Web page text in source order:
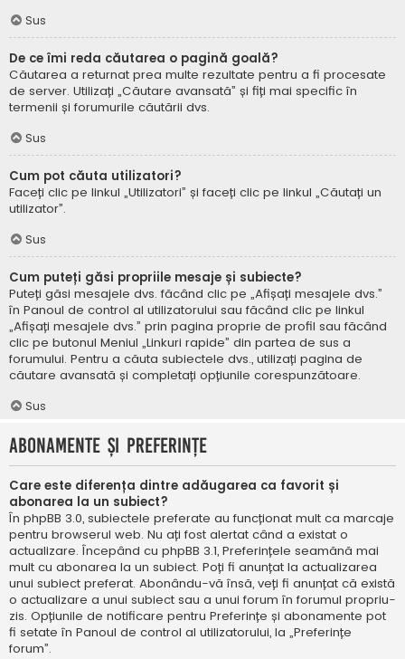
Sus
De ce îmi reda căutarea o pagină goală?
Căutarea a returnat prea multe rezultate pentru a fi procesate
de server. Utilizați „Căutare avansată” și fiți mai specific în
termenii și forumurile căutării dvs.
Sus
Cum pot căuta utilizatori?
Faceți clic pe linkul „Utilizatori” și faceți clic pe linkul „Căutați un
utilizator”.
Sus
Cum puteți găsi propriile mesaje și subiecte?
Puteți găsi mesajele dvs. făcând clic pe „Afișați mesajele dvs.”
în Panoul de control al utilizatorului sau făcând clic pe linkul
„Afișați mesajele dvs.” prin pagina proprie de profil sau făcând
clic pe butonul Meniul „Linkuri rapide” din partea de sus a
forumului. Pentru a căuta subiectele dvs., utilizați pagina de
căutare avansată și completați opțiunile corespunzătoare.
Sus
Abonamente și Preferințe
Care este diferența dintre adăugarea ca favorit și
abonarea la un subiect?
În phpBB 3.0, subiectele preferate au funcționat mult ca marcaje
pentru browserul web. Nu ați fost alertat când a existat o
actualizare. Începând cu phpBB 3.1, Preferințele seamănă mai
mult cu abonarea la un subiect. Poți fi anunțat la actualizarea
unui subiect preferat. Abonându-vă însă, veți fi anunțat că există
o actualizare a unui subiect sau a unui forum în forumul propriu-
zis. Opțiunile de notificare pentru Preferințe și abonamente pot
fi setate în Panoul de control al utilizatorului, la „Preferințe
forum”.